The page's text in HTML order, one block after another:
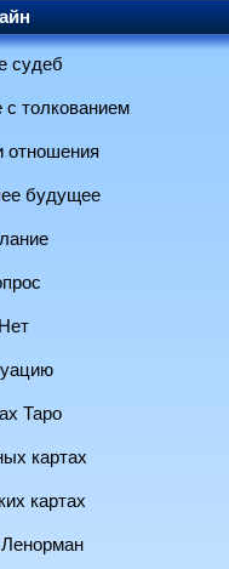
судеб
с толкованием
отношения
будущее
Таро
картах
картах
Ленорман